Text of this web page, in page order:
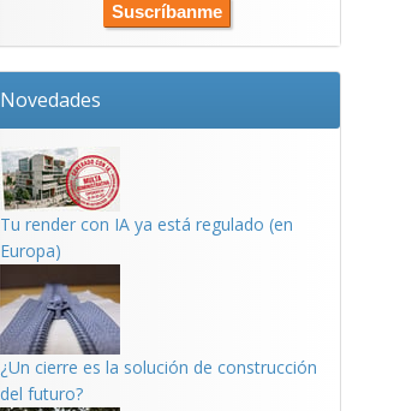
Novedades
Tu render con IA ya está regulado (en
Europa)
¿Un cierre es la solución de construcción
del futuro?